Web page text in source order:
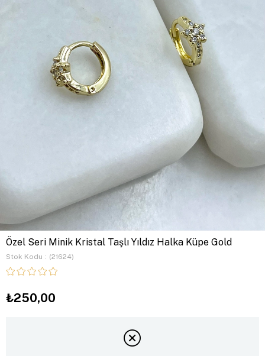
Özel Seri Minik Kristal Taşlı Yıldız Halka Küpe Gold
Stok Kodu (21624)
₺250,00